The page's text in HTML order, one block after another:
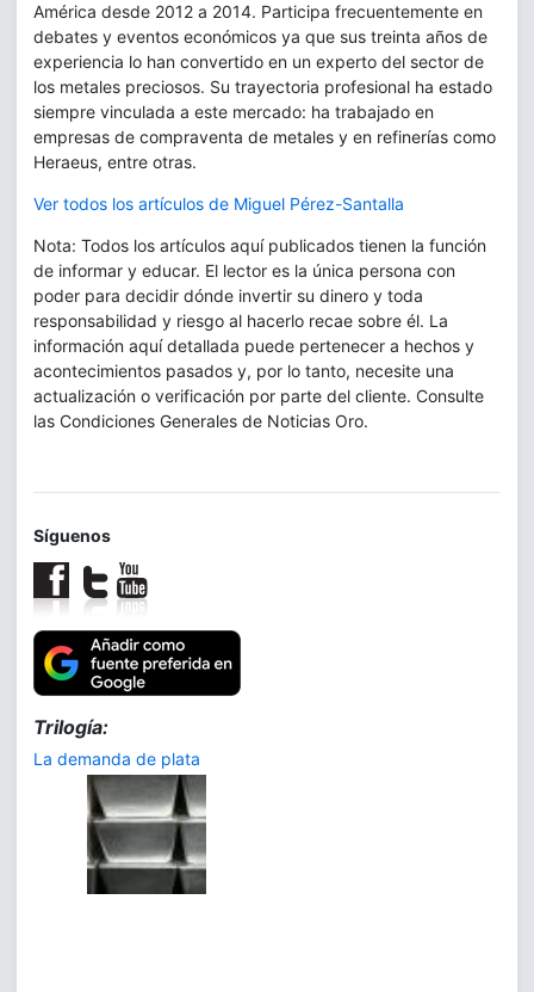
América desde 2012 a 2014. Participa frecuentemente en
debates y eventos económicos ya que sus treinta años de
experiencia lo han convertido en un experto del sector de
los metales preciosos. Su trayectoria profesional ha estado
siempre vinculada a este mercado: ha trabajado en
empresas de compraventa de metales y en refinerías como
Heraeus, entre otras.
Ver todos los artículos de Miguel Pérez-Santalla
Nota: Todos los artículos aquí publicados tienen la función
de informar y educar. El lector es la única persona con
poder para decidir dónde invertir su dinero y toda
responsabilidad y riesgo al hacerlo recae sobre él. La
información aquí detallada puede pertenecer a hechos y
acontecimientos pasados y, por lo tanto, necesite una
actualización o verificación por parte del cliente. Consulte
las Condiciones Generales de Noticias Oro.
Síguenos
Trilogía:
La demanda de plata